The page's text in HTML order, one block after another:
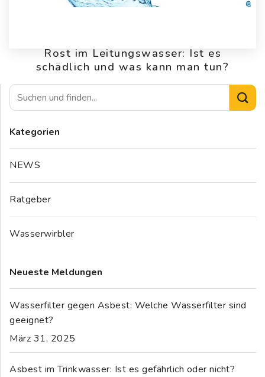
Rost im Leitungswasser: Ist es
schädlich und was kann man tun?
Kategorien
NEWS
Ratgeber
Wasserwirbler
Neueste Meldungen
Wasserfilter gegen Asbest: Welche Wasserfilter sind
geeignet?
März 31, 2025
Asbest im Trinkwasser: Ist es gefährlich oder nicht?